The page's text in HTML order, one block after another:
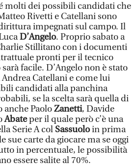
molti dei possibili candidati che
Rivetti e Catellani sono
impegnati sul campo. Il
D’Angelo. Proprio sabato a
Stillitano con i documenti
pronti per il tecnico
sarà facile. D’Angelo non è stato
Catellani e come lui
candidati alla panchina
se la scelta sarà quella di
anche PaoloZanetti, Davide
Abateper il quale però c’è una
Serie A col Sassuoloin prima
sue carte da giocare ma se oggi
in percentuale, le possibilità
essere salite al 70%.